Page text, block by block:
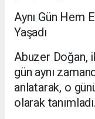
Aynı Gün Hem
Yaşadı
Abuzer Doğan,
gün aynı
anlatarak, o
olarak tanımladı.